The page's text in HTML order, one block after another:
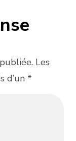
Les
d’un *